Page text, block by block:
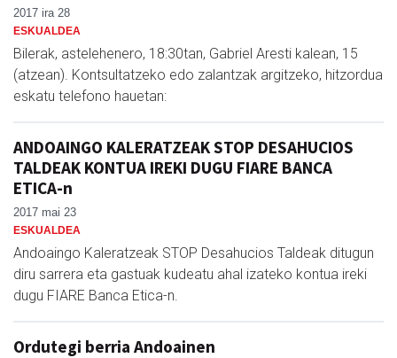
2017 ira 28
ESKUALDEA
Bilerak, astelehenero, 18:30tan, Gabriel Aresti kalean, 15
(atzean). Kontsultatzeko edo zalantzak argitzeko, hitzordua
eskatu telefono hauetan:
ANDOAINGO KALERATZEAK STOP DESAHUCIOS
TALDEAK KONTUA IREKI DUGU FIARE BANCA
ETICA-n
2017 mai 23
ESKUALDEA
Andoaingo Kaleratzeak STOP Desahucios Taldeak ditugun
diru sarrera eta gastuak kudeatu ahal izateko kontua ireki
dugu FIARE Banca Etica-n.
Ordutegi berria Andoainen